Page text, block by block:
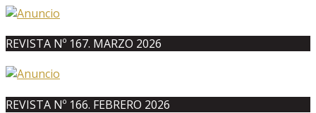
REVISTA Nº 167. MARZO 2026
REVISTA Nº 166. FEBRERO 2026